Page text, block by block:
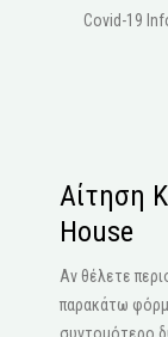
Covid-19
Αίτηση
House
Αν θέλετε
παρακάτω